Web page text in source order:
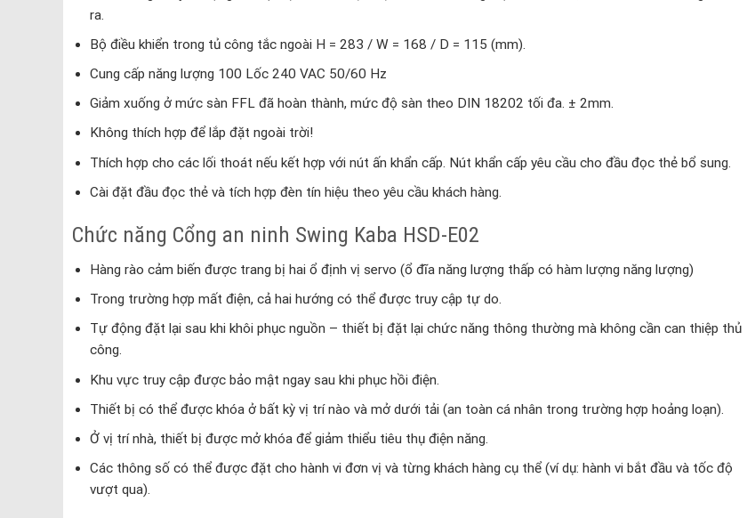
ra.
Bộ điều khiển trong tủ công tắc ngoài H = 283 / W = 168 / D = 115 (mm).
Cung cấp năng lượng 100 Lốc 240 VAC 50/60 Hz
Giảm xuống ở mức sàn FFL đã hoàn thành, mức độ sàn theo DIN 18202 tối đa. ± 2mm.
Không thích hợp để lắp đặt ngoài trời!
Thích hợp cho các lối thoát nếu kết hợp với nút ấn khẩn cấp. Nút khẩn cấp yêu cầu cho đầu đọc thẻ bổ sung.
Cài đặt đầu đọc thẻ và tích hợp đèn tín hiệu theo yêu cầu khách hàng.
Chức năng Cổng an ninh Swing Kaba HSD-E02
Hàng rào cảm biến được trang bị hai ổ định vị servo (ổ đĩa năng lượng thấp có hàm lượng năng lượng)
Trong trường hợp mất điện, cả hai hướng có thể được truy cập tự do.
Tự động đặt lại sau khi khôi phục nguồn – thiết bị đặt lại chức năng thông thường mà không cần can thiệp thủ
công.
Khu vực truy cập được bảo mật ngay sau khi phục hồi điện.
Thiết bị có thể được khóa ở bất kỳ vị trí nào và mở dưới tải (an toàn cá nhân trong trường hợp hoảng loạn).
Ở vị trí nhà, thiết bị được mở khóa để giảm thiểu tiêu thụ điện năng.
Các thông số có thể được đặt cho hành vi đơn vị và từng khách hàng cụ thể (ví dụ: hành vi bắt đầu và tốc độ
vượt qua).